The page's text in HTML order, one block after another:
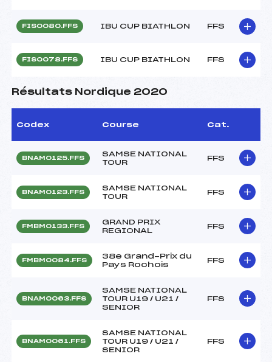
FIS0080.FFS IBU CUP BIATHLON FFS
FIS0078.FFS IBU CUP BIATHLON FFS
Résultats Nordique 2020
Codex Course Cat.
BNAM0125.FFS
SAMSE NATIONAL
TOUR
FFS
BNAM0123.FFS
SAMSE NATIONAL
TOUR
FFS
FMBM0133.FFS
GRAND PRIX
REGIONAL
FFS
FMBM0084.FFS
38e Grand-Prix du
Pays Rochois
FFS
BNAM0063.FFS
SAMSE NATIONAL
TOUR U19 / U21 /
SENIOR
FFS
BNAM0061.FFS
SAMSE NATIONAL
TOUR U19 / U21 /
SENIOR
FFS